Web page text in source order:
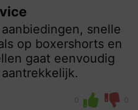
snelle
op boxershorts en
gaat eenvoudig
0 0